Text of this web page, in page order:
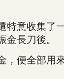
意收集了一
金長刀後。
便全部用來